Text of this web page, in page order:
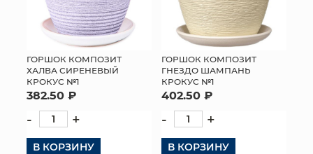
ГОРШОК КОМПОЗИТ
ХАЛВА СИРЕНЕВЫЙ
КРОКУС №1
382.50 ₽
- +
В КОРЗИНУ
ГОРШОК КОМПОЗИТ
ГНЕЗДО ШАМПАНЬ
КРОКУС №1
402.50 ₽
- +
В КОРЗИНУ